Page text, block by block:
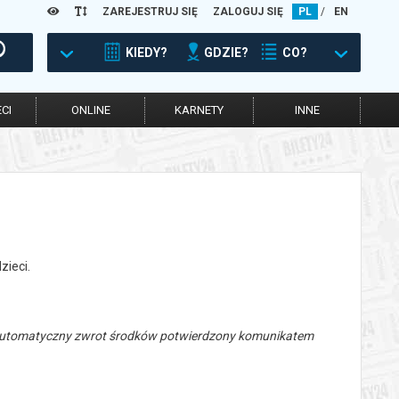
ZAREJESTRUJ SIĘ ZALOGUJ SIĘ PL / EN
KIEDY? GDZIE? CO?
ONLINE KARNETY INNE
zwrot środków potwierdzony komunikatem